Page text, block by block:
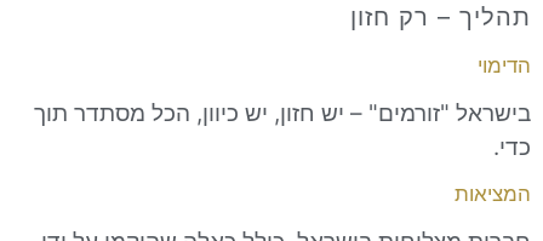
רק חזון
– יש חזון, יש כיוון, הכל מסתדר תוך